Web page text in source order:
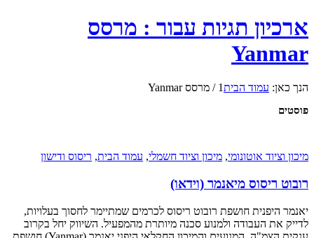
ארכיון תגיות עבור : מרסס
Yanmar
הנך כאן: עמוד הבית1
/ מרסס Yanmar
פוסטים
מיכון וציוד אוטונומי, מיכון וציוד חשמלי, עמוד הבית, ריסוס ודישון
רובוט ריסוס מיאנמר (וידאו)
יאנמר היפנית חושפת רובוט ריסוס לכרמים שמתיימר לחסוך בעלויות,
לדייק את העבודה ולמנוע סכנה מיותרת מהמפעיל. השיווק יחל בקרוב